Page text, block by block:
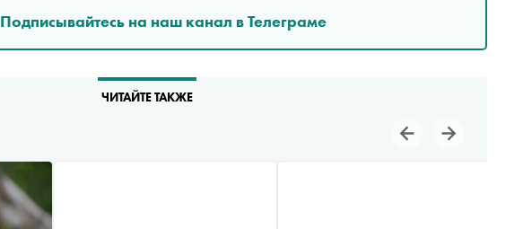
Подписывайтесь на наш канал в Телеграме
ЧИТАЙТЕ ТАКЖЕ